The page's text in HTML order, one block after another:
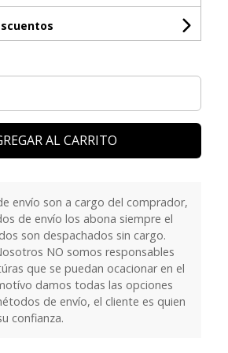
AL CARRITO
envío son a cargo del comprador,
de envío los abona siempre el
son despachados sin cargo.
NO somos responsables
que se puedan ocacionar en el
damos todas las opciones
de envío, el cliente es quien
confianza.